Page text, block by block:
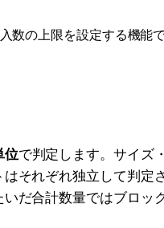
数の上限を設定する機能
位で判定します。サイズ
それぞれ独立して判定
だ合計数量ではブロッ